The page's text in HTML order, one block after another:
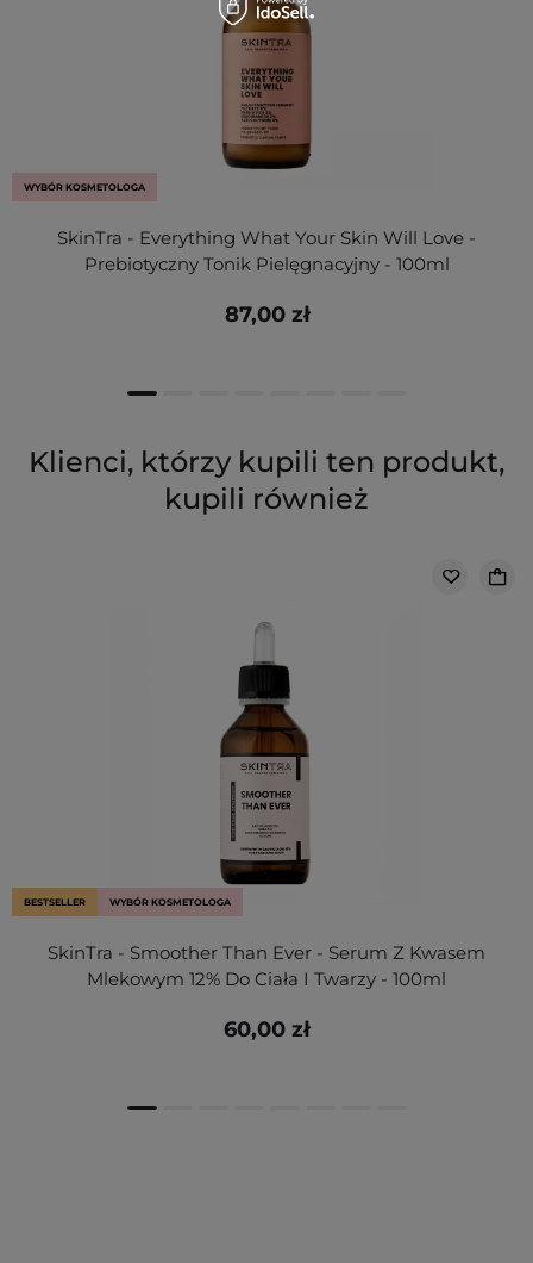
WYBÓR KOSMETOLOGA
SkinTra - Everything What Your Skin Will Love -
Prebiotyczny Tonik Pielęgnacyjny - 100ml
87,00 zł
Klienci, którzy kupili ten produkt,
kupili również
BESTSELLER WYBÓR KOSMETOLOGA
SkinTra - Smoother Than Ever - Serum Z Kwasem
Mlekowym 12% Do Ciała I Twarzy - 100ml
60,00 zł